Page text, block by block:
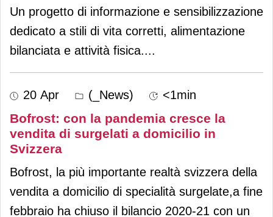
Un progetto di informazione e sensibilizzazione
dedicato a stili di vita corretti, alimentazione
bilanciata e attività fisica....
20 Apr (_News) <1min
Bofrost: con la pandemia cresce la
vendita di surgelati a domicilio in
Svizzera
Bofrost, la più importante realtà svizzera della
vendita a domicilio di specialità surgelate,a fine
febbraio ha chiuso il bilancio 2020-21 con un